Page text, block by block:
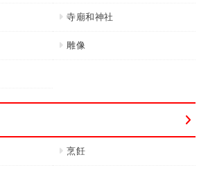
寺廟和神社
雕像
烹飪